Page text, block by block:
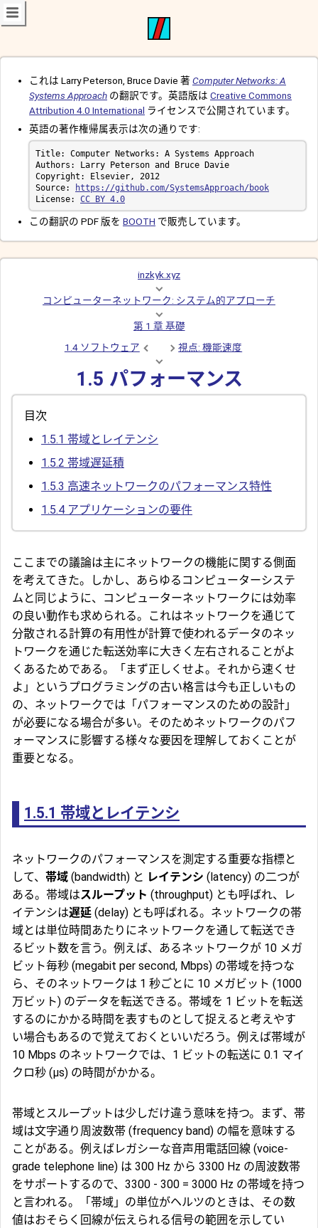
これは Larry Peterson, Bruce Davie 著 Computer Networks: A
Systems Approach の翻訳です。英語版は Creative Commons
Attribution 4.0 International ライセンスで公開されています。
英語の著作権帰属表示は次の通りです:
Source:
https://github.com/SystemsApproach/book
License: CC BY 4.0
この翻訳の PDF 版を BOOTH で販売しています。
inzkyk.xyz
コンピューターネットワーク: システム的アプローチ
第 1 章 基礎
1.4 ソフトウェア
視点: 機能速度
1.5 パフォーマンス
目次
1.5.1 帯域とレイテンシ
1.5.2 帯域遅延積
1.5.3 高速ネットワークのパフォーマンス特性
1.5.4 アプリケーションの要件
ここまでの議論は主にネットワークの機能に関する側面
を考えてきた。しかし、あらゆるコンピューターシステ
ムと同じように、コンピューターネットワークには効率
の良い動作も求められる。これはネットワークを通じて
分散される計算の有用性が計算で使われるデータのネッ
トワークを通じた転送効率に大きく左右されることがよ
くあるためである。「まず正しくせよ。それから速くせ
よ」というプログラミングの古い格言は今も正しいもの
の、ネットワークでは「パフォーマンスのための設計」
が必要になる場合が多い。そのためネットワークのパフ
ォーマンスに影響する様々な要因を理解しておくことが
重要となる。
1.5.1 帯域とレイテンシ
ネットワークのパフォーマンスを測定する重要な指標と
して、 帯域 (bandwidth) と レイテンシ (latency) の二つが
ある。帯域はスループット (throughput) とも呼ばれ、レ
イテンシは遅延 (delay) とも呼ばれる。ネットワークの帯
域とは単位時間あたりにネットワークを通して転送でき
るビット数を言う。例えば、あるネットワークが 10 メガ
ビット毎秒 (megabit per second, Mbps) の帯域を持つな
ら、そのネットワークは 1 秒ごとに 10 メガビット (1000
万ビット) のデータを転送できる。帯域を 1 ビットを転送
するのにかかる時間を表すものとして捉えると考えやす
い場合もあるので覚えておくといいだろう。例えば帯域が
10 Mbps のネットワークでは、1 ビットの転送に 0.1 マイ
クロ秒 (μs) の時間がかかる。
帯域とスループットは少しだけ違う意味を持つ。まず、帯
域は文字通り 周波数帯 (frequency band) の幅を意味する
ことがある。例えばレガシーな音声用電話回線 (voice-
grade telephone line) は 300 Hz から 3300 Hz の周波数帯
をサポートするので、3300 - 300 = 3000 Hz の帯域を持つ
と言われる。「帯域」の単位がヘルツのときは、その数
値はおそらく回線が伝えられる信号の範囲を示してい